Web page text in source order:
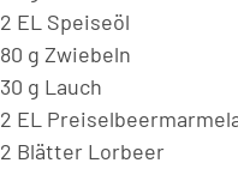
2 EL Speiseöl
80 g Zwiebeln
30 g Lauch
2 EL
2 Blätter Lorbeer